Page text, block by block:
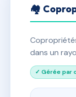
🏘
dans un
✓ Gérée par